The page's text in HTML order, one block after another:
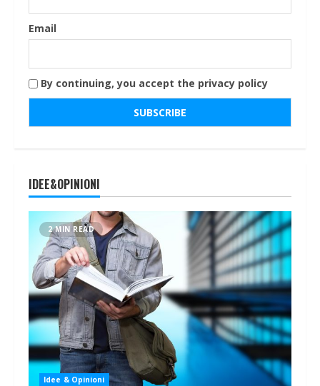
Email
By continuing, you accept the privacy policy
IDEE&OPINIONI
2 MIN READ
Idee & Opinioni